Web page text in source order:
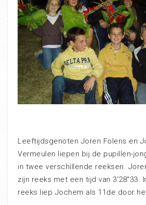
Leeftijdsgenoten Joren Folens en
Vermeulen liepen bij de pupillen-
in twee verschillende reeksen.
zijn reeks met een tijd van 3’28″33.
reeks liep Jochem als 11de door het